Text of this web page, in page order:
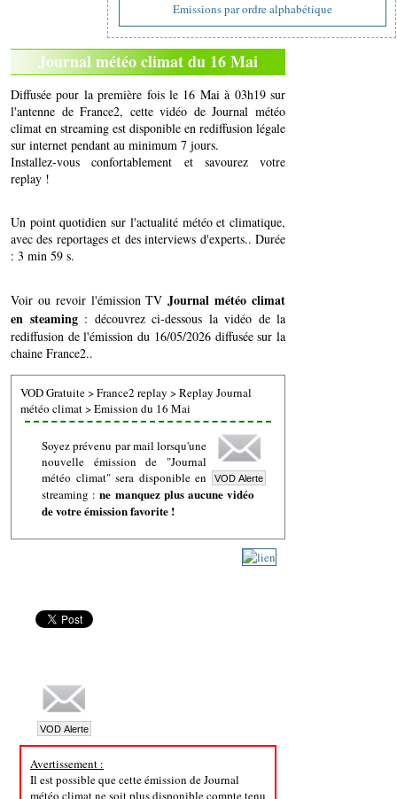
Emissions par ordre alphabétique
Journal météo climat du 16 Mai
Diffusée pour la première fois le 16 Mai à 03h19 sur
l'antenne de France2, cette vidéo de Journal météo
climat en streaming est disponible en rediffusion légale
sur internet pendant au minimum 7 jours.
Installez-vous confortablement et savourez votre
replay !
Un point quotidien sur l'actualité météo et climatique,
avec des reportages et des interviews d'experts.. Durée
: 3 min 59 s.
Voir ou revoir l'émission TVJournal météo climat
en steaming: découvrez ci-dessous la vidéo de la
rediffusion de l'émission du 16/05/2026 diffusée sur la
chaine France2..
VOD Gratuite>France2 replay >Replay Journal
météo climat>Emission du 16 Mai
Soyez prévenu par mail lorsqu'une
nouvelle émission de "Journal
météo climat" sera disponible en
streaming :ne manquez plus aucune vidéo
de votre émission favorite !
Avertissement :
Il est possible que cette émission de Journal
météo climat ne soit plus disponible compte tenu